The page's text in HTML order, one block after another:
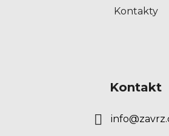
Kontakty
Kontakt
info@